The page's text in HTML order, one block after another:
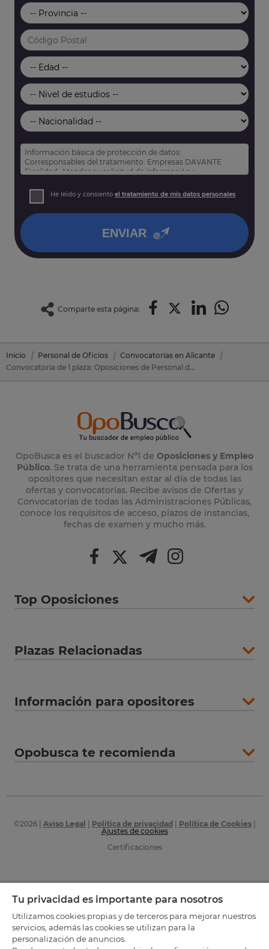
Información básica de protección de datos:
Corresponsables del tratamiento: Empresas DAVANTE
Finalidad: Atender su solicitud de información y
Derechos: Puede acceder, rectificar y suprimir sus datos,
así como otros derechos tal y como se explica en nuestra
He leído y consiento el tratamiento de mis datos personales
ENVIAR
Comparte esta página:
Inicio Personal de Oficios
Convocatorias en Alicante
Convocatoria de 1 plaza: Oposiciones de Personal de Oficios en Calp/Calpe (Alicante)
OpoBusca es el buscador Nº1 de Oposiciones y Empleo
Público. Se trata de una herramienta pensada para los
opositores que necesitan estar al día de todas las
ofertas y convocatorias. Recibe avisos de Ofertas y
Convocatorias de todas las Administraciones Públicas,
conoce los requisitos de acceso, plazos de instancias,
fechas de examen y mucho más.
Top Oposiciones
Plazas Relacionadas
Información para opositores
Opobusca te recomienda
©2026| Aviso Legal Política de privacidad Política de Cookies|
Ajustes de cookies
Certificaciones
Tu privacidad es importante para nosotros
Utilizamos cookies propias y de terceros para mejorar nuestros
servicios, además las cookies se utilizan para la
personalización de anuncios.